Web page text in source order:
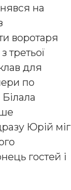
на
воротаря
третьої
для
по
Юрій міг
гостей і